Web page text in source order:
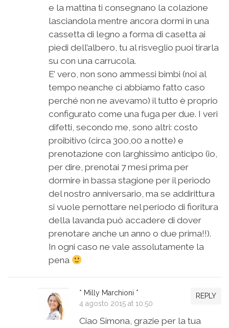
e la mattina ti consegnano la colazione
lasciandola mentre ancora dormi in una
cassetta di legno a forma di casetta ai
piedi dell’albero, tu al risveglio puoi tirarla
su con una carrucola.
E’ vero, non sono ammessi bimbi (noi al
tempo neanche ci abbiamo fatto caso
perché non ne avevamo) il tutto è proprio
configurato come una fuga per due. I veri
difetti, secondo me, sono altri: costo
proibitivo (circa 300,00 a notte) e
prenotazione con larghissimo anticipo (io,
per dire, prenotai 7 mesi prima per
dormire in bassa stagione per il periodo
del nostro anniversario, ma se addirittura
si vuole pernottare nel periodo di fioritura
della lavanda può accadere di dover
prenotare anche un anno o due prima!!).
In ogni caso ne vale assolutamente la
pena
REPLY
* Milly Marchioni *
4 agosto 2015 at 10:50
Ciao Simona, grazie per la tua